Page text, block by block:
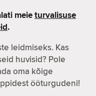
meieturvalisuse
.
leidmiseks. Kas
huvisid? Pole
oma kõige
ööturgudeni!